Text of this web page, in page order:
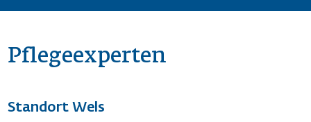
Pflegeexperten
Standort Wels